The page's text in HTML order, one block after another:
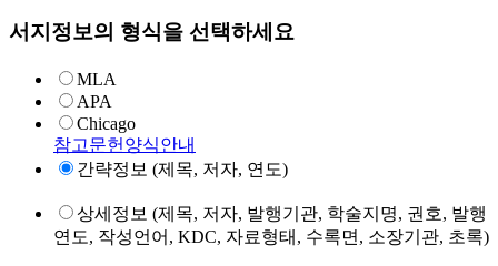
서지정보의 형식을 선택하세요
MLA
APA
Chicago
참고문헌양식안내
간략정보 (제목, 저자, 연도)
상세정보 (제목, 저자, 발행기관, 학술지명, 권호, 발행
연도, 작성언어, KDC, 자료형태, 수록면, 소장기관, 초록)